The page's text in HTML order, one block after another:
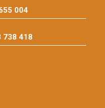
004
738 418